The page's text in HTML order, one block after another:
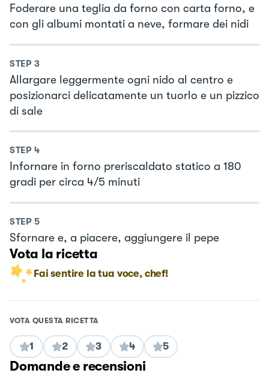
Foderare una teglia da forno con carta forno, e
con gli albumi montati a neve, formare dei nidi
STEP 3
Allargare leggermente ogni nido al centro e
posizionarci delicatamente un tuorlo e un pizzico
di sale
STEP 4
Infornare in forno preriscaldato statico a 180
gradi per circa 4/5 minuti
STEP 5
Sfornare e, a piacere, aggiungere il pepe
Vota la ricetta
Fai sentire la tua voce, chef!
VOTA QUESTA RICETTA
1 2 3 4 5
Domande e recensioni